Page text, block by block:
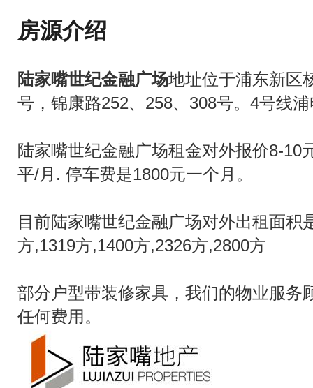
房源介绍
陆家嘴世纪金融广场地址位于浦东新区
号，锦康路252、258、308号。4号线
陆家嘴世纪金融广场租金对外报价8-10
平/月. 停车费是1800元一个月。
目前陆家嘴世纪金融广场对外出租面积
方,1319方,1400方,2326方,2800方
部分户型带装修家具，我们的物业服务
任何费用。